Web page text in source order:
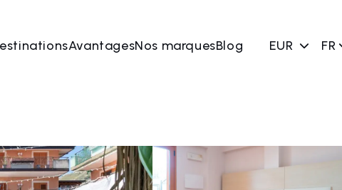
AvantagesNos marquesBlog EUR FR